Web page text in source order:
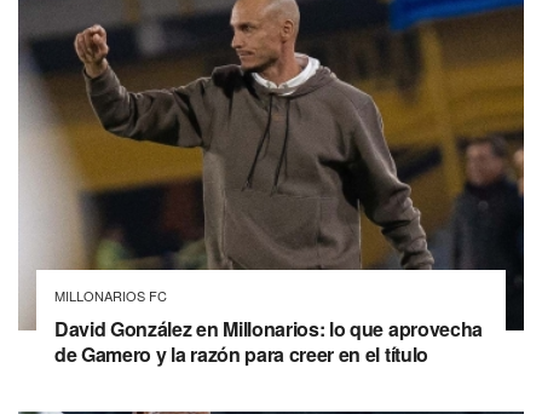
MILLONARIOS FC
David González en Millonarios: lo que aprovecha
de Gamero y la razón para creer en el título